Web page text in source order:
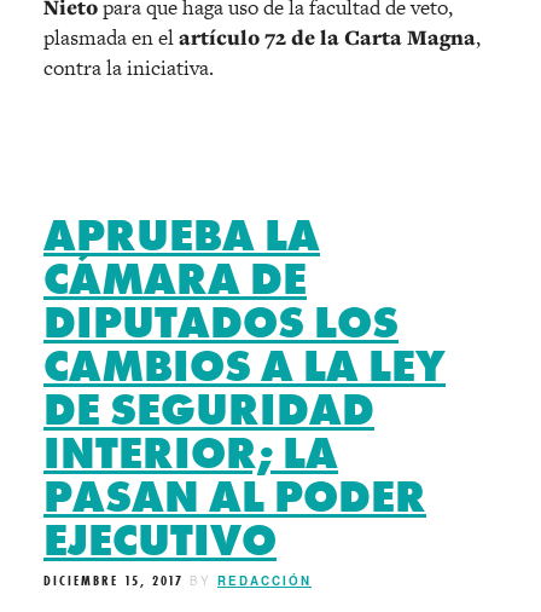
Nietopara que haga uso de la facultad de veto,
plasmada en elartículo 72 de la Carta Magna,
contra la iniciativa.
APRUEBA LA
CÁMARA DE
DIPUTADOS LOS
CAMBIOS A LA LEY
DE SEGURIDAD
INTERIOR; LA
PASAN AL PODER
EJECUTIVO
DICIEMBRE 15, 2017 BY REDACCIÓN